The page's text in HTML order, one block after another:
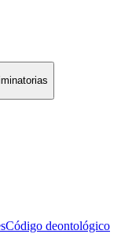
Código deontológico